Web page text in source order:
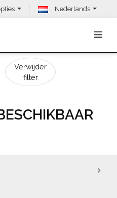
Nederlands
Verwijder
filter